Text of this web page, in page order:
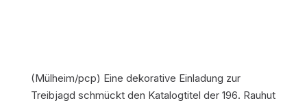
(Mülheim/pcp) Eine dekorative Einladung zur
Treibjagd schmückt den Katalogtitel der 196. Rauhut